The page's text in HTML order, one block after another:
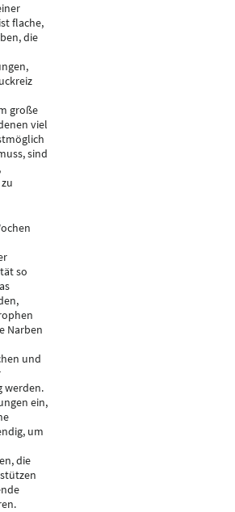
flache,
die
große
viel
sind
so
Narben
und
werden.
ein,
um
die